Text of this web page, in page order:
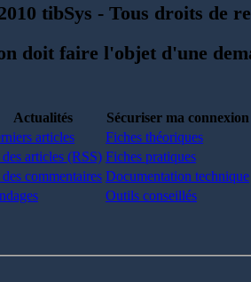
tibSys - Tous droits de
doit faire l'objet d'une
Actualités
Sécuriser ma connexion
articles
Fiches théoriques
articles (RSS) Fiches pratiques
commentaires Documentation technique
Outils conseillés